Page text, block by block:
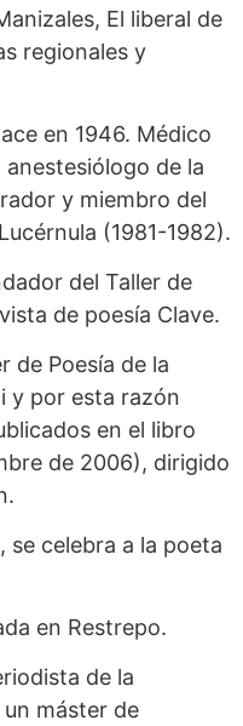
El liberal de
regionales y
en 1946. Médico
anestesiólogo de la
y miembro del
(1981-1982).
del Taller de
de poesía Clave.
de Poesía de la
y por esta razón
en el libro
de 2006), dirigido
se celebra a la poeta
en Restrepo.
de la
máster de